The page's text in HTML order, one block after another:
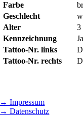
Farbe
Geschlecht
Alter
3
Kennzeichnung
Ja
Tattoo-Nr. links
Tattoo-Nr. rechts
→ Impressum
→ Datenschutz